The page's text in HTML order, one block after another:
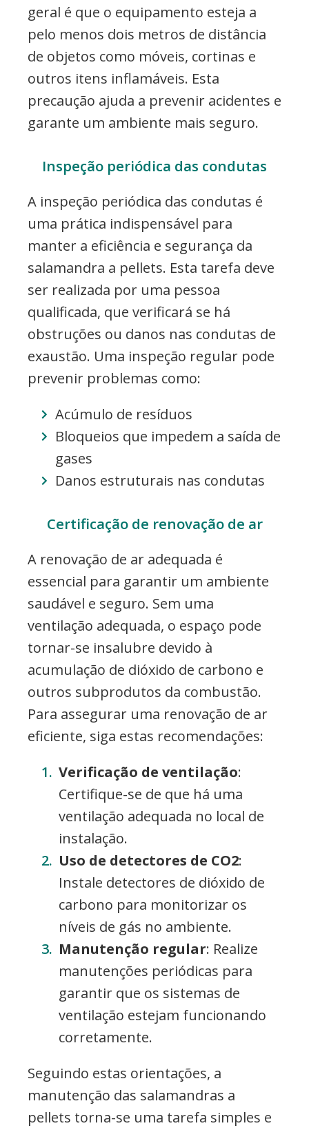
geral é que o equipamento esteja a
pelo menos dois metros de distância
de objetos como móveis, cortinas e
outros itens inflamáveis. Esta
precaução ajuda a prevenir acidentes e
garante um ambiente mais seguro.
Inspeção periódica das condutas
A inspeção periódica das condutas é
uma prática indispensável para
manter a eficiência e segurança da
salamandra a pellets. Esta tarefa deve
ser realizada por uma pessoa
qualificada, que verificará se há
obstruções ou danos nas condutas de
exaustão. Uma inspeção regular pode
prevenir problemas como:
Acúmulo de resíduos
Bloqueios que impedem a saída de
gases
Danos estruturais nas condutas
Certificação de renovação de ar
A renovação de ar adequada é
essencial para garantir um ambiente
saudável e seguro. Sem uma
ventilação adequada, o espaço pode
tornar-se insalubre devido à
acumulação de dióxido de carbono e
outros subprodutos da combustão.
Para assegurar uma renovação de ar
eficiente, siga estas recomendações:
Verificação de ventilação:
Certifique-se de que há uma
ventilação adequada no local de
instalação.
Uso de detectores de CO2:
Instale detectores de dióxido de
carbono para monitorizar os
níveis de gás no ambiente.
Manutenção regular: Realize
manutenções periódicas para
garantir que os sistemas de
ventilação estejam funcionando
corretamente.
Seguindo estas orientações, a
manutenção das salamandras a
pellets torna-se uma tarefa simples e